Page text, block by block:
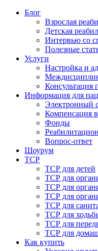
Блог
Взрослая
Детская
Интервью со
Полезные
Услуги
Настройка и
Информация для
Электронный
Компенсация
Фонды
Вопрос-ответ
Шоурум
ТСР
ТСР для детей
ТСР для
ТСР для
ТСР для
ТСР для
ТСР для
ТСР для
ТСР для
Как купить